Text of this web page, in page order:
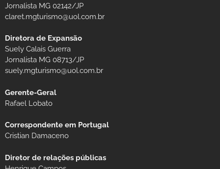
Jornalista MG 02142/JP
claret.mgturismo@uol.com.br
Diretora de Expansão
Suely Calais Guerra
Jornalista MG 08713/JP
suely.mgturismo@uol.com.br
Gerente-Geral
Rafael Lobato
Correspondente em Portugal
Cristian Damaceno
Diretor de relações públicas